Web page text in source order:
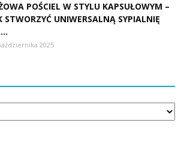
POŚCIEL W STYLU KAPSUŁOWYM –
STWORZYĆ UNIWERSALNĄ SYPIALNIĘ
2025